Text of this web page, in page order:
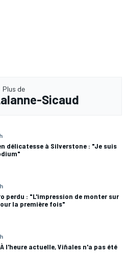
Plus de
Sicaud
délicatesse à Silverstone : "Je suis
perdu : "L'impression de monter sur
la première fois"
l'heure actuelle, Viñales n'a pas été